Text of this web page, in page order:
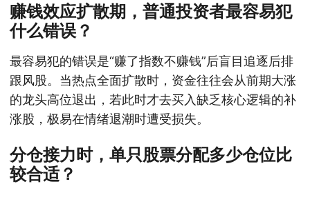
赚钱效应扩散期，普通投资者最容易犯
什么错误？
最容易犯的错误是“赚了指数不赚钱”后盲目追逐后排
跟风股。当热点全面扩散时，资金往往会从前期大涨
的龙头高位退出，若此时才去买入缺乏核心逻辑的补
涨股，极易在情绪退潮时遭受损失。
分仓接力时，单只股票分配多少仓位比
较合适？